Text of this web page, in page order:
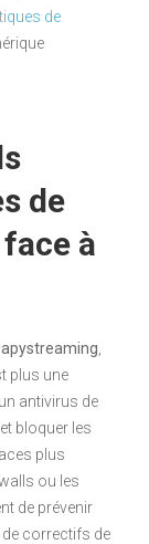
de
de
à
plus une
antivirus de
bloquer les
plus
ou les
de prévenir
de correctifs de